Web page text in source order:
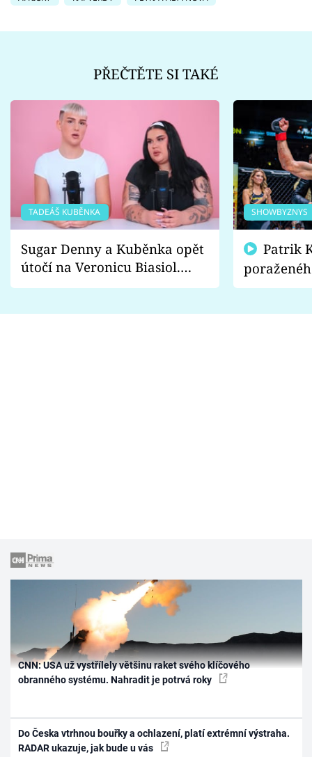
PŘEČTĚTE SI TAKÉ
TADEÁŠ KUBĚNKA
Sugar Denny a Kuběnka opět
útočí na Veronicu Biasiol.
Proč je podle nich falešná a
SHOWBYZNYS
fanoušci
CNN: USA už vystřílely většinu raket svého klíčového
obranného systému. Nahradit je potrvá roky
Do Česka vtrhnou bouřky a ochlazení, platí extrémní výstraha.
RADAR ukazuje, jak bude u vás